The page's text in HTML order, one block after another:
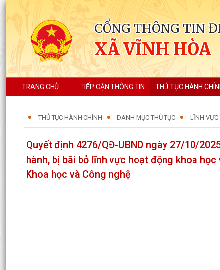
CỔNG THÔNG TIN
XÃ VĨNH HÒA
TRANG CHỦ TIẾP CẬN THÔNG TIN THỦ TỤC HÀNH
THỦ TỤC HÀNH CHÍNH DANH MỤC THỦ TỤC LĨNH VỰC
Quyết định 4276/QĐ-UBND ngày 27/10/
hành, bị bãi bỏ lĩnh vực hoạt động khoa
Khoa học và Công nghệ